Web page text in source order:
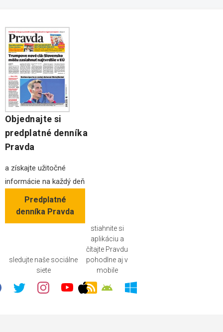
Objednajte si
predplatné denníka
Pravda
a získajte užitočné
informácie na každý deň
Predplatné
denníka Pravda
sledujte naše sociálne
siete
stiahnite si
aplikáciu a
čítajte Pravdu
pohodlne aj v
mobile